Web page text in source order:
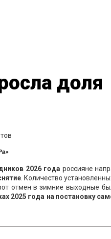
доля
2026 года россияне
. Количество
отмен в зимние выходные
2025 года на постановку